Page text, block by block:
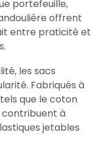
portefeuille,
offrent
entre praticité et
les sacs
Fabriqués à
que le coton
contribuent à
jetables